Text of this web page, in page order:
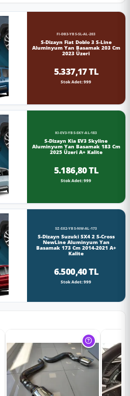
FI-DB3-YBS-SL-AL-203
S-Dizayn Fiat Doblo 3 S-Line
Aluminyum Yan Basamak 203 Cm
2023 Üzeri
5.337,17 TL
Stok Adet: 999
KI-EV3-YBS-SKY-AL-183
S-Dizayn Kia EV3 Skyline
Aluminyum Yan Basamak 183 Cm
2025 Üzeri A+ Kalite
5.186,80 TL
Stok Adet: 999
SZ-SX2-YBS-NW-AL-173
S-Dizayn Suzuki SX4 2 S-Cross
NewLine Aluminyum Yan
Basamak 173 Cm 2014-2021 A+
Kalite
6.500,40 TL
Stok Adet: 999